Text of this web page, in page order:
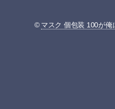
© マスク 個包装 100が